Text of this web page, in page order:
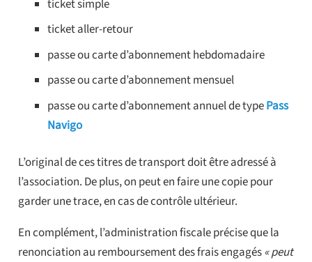
ticket simple
ticket aller-retour
passe ou carte d’abonnement hebdomadaire
passe ou carte d’abonnement mensuel
passe ou carte d’abonnement annuel de typePass
Navigo
L’original de ces titres de transport doit être adressé à
l’association. De plus, on peut en faire une copie pour
garder une trace, en cas de contrôle ultérieur.
En complément, l’administration fiscale précise que la
renonciation au remboursement des frais engagés« peut